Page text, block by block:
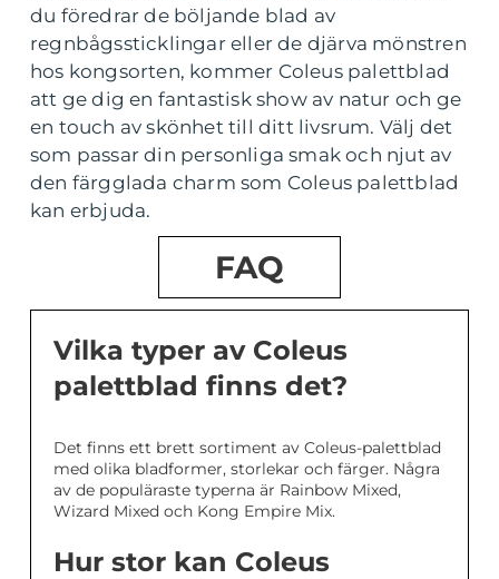
du föredrar de böljande blad av
regnbågssticklingar eller de djärva mönstren
hos kongsorten, kommer Coleus palettblad
att ge dig en fantastisk show av natur och ge
en touch av skönhet till ditt livsrum. Välj det
som passar din personliga smak och njut av
den färgglada charm som Coleus palettblad
kan erbjuda.
FAQ
Vilka typer av Coleus
palettblad finns det?
Det finns ett brett sortiment av Coleus-palettblad
med olika bladformer, storlekar och färger. Några
av de populäraste typerna är Rainbow Mixed,
Wizard Mixed och Kong Empire Mix.
Hur stor kan Coleus